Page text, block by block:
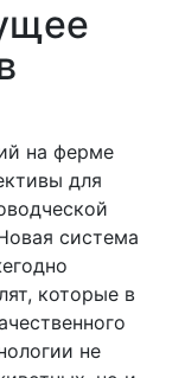
на ферме
для
система
которые в
не